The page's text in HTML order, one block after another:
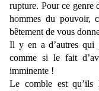
rupture. Pour ce genre
hommes du pouvoir,
bêtement de vous
Il y en a d’autres qui
comme si le fait
imminente !
Le comble est